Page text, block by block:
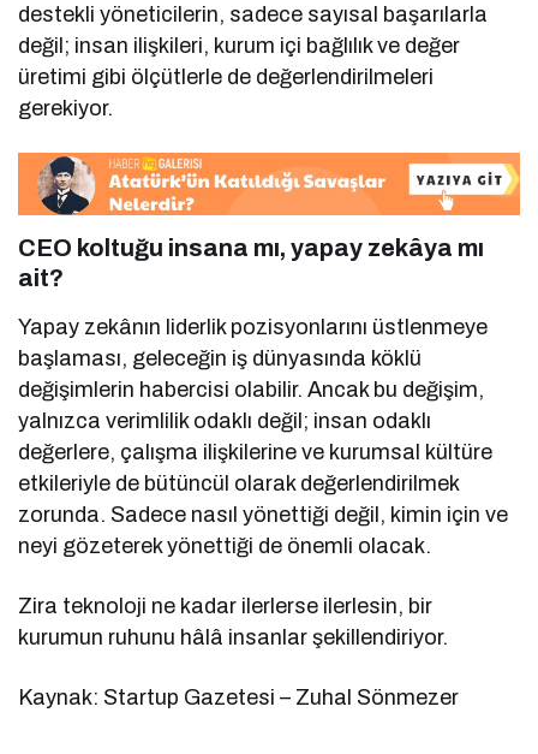
destekli yöneticilerin, sadece sayısal başarılarla
değil; insan ilişkileri, kurum içi bağlılık ve değer
üretimi gibi ölçütlerle de değerlendirilmeleri
gerekiyor.
CEO koltuğu insana mı, yapay zekâya mı
ait?
Yapay zekânın liderlik pozisyonlarını üstlenmeye
başlaması, geleceğin iş dünyasında köklü
değişimlerin habercisi olabilir. Ancak bu değişim,
yalnızca verimlilik odaklı değil; insan odaklı
değerlere, çalışma ilişkilerine ve kurumsal kültüre
etkileriyle de bütüncül olarak değerlendirilmek
zorunda. Sadece nasıl yönettiği değil, kimin için ve
neyi gözeterek yönettiği de önemli olacak.
Zira teknoloji ne kadar ilerlerse ilerlesin, bir
kurumun ruhunu hâlâ insanlar şekillendiriyor.
Kaynak: Startup Gazetesi – Zuhal Sönmezer